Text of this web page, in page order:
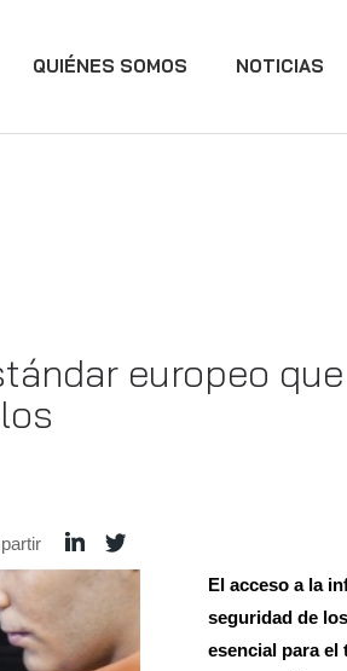
QUIÉNES SOMOS NOTICIAS
europeo
El acceso a la
seguridad de
esencial para